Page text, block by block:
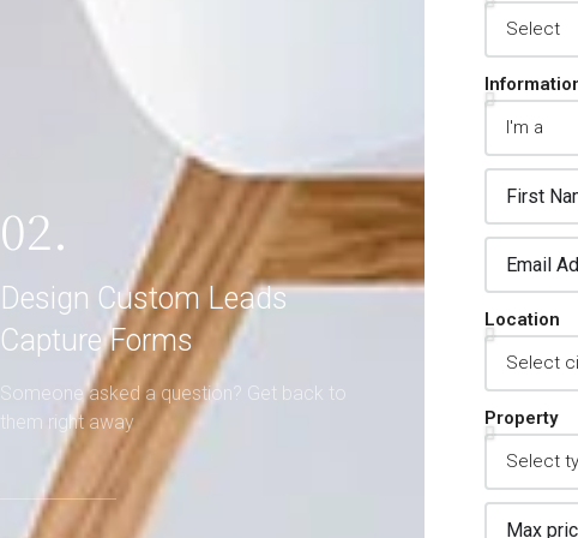
02.
Design Custom Leads
Capture Forms
Someone asked a question? Get back to
them right away
Location
Property